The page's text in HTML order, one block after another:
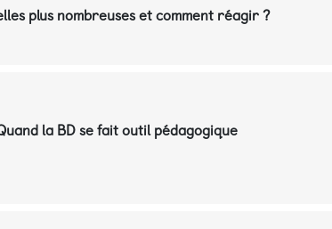
plus nombreuses et comment réagir ?
la BD se fait outil pédagogique